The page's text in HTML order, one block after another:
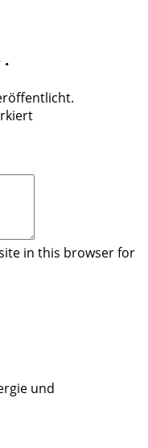
in this browser for
und